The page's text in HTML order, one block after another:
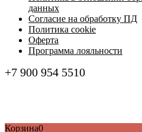
данных
Согласие на обработку ПД
Политика cookie
Оферта
Программа лояльности
+7 900 954 5510
Корзина0